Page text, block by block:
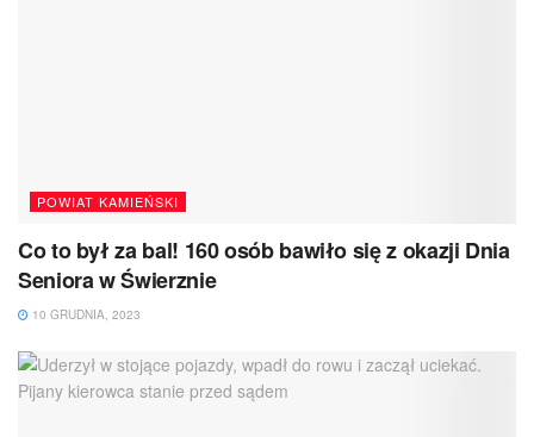
POWIAT KAMIEŃSKI
Co to był za bal! 160 osób bawiło się z okazji Dnia
Seniora w Świerznie
10 GRUDNIA, 2023